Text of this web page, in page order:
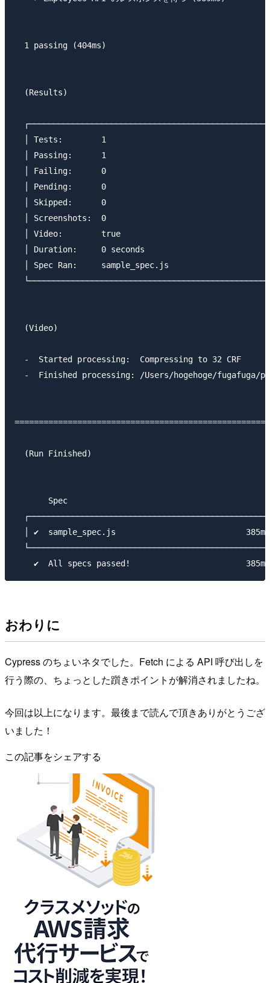
  1 passing (404ms)
  (Results)
│ Tests:        1
│ Passing:      1
│ Failing:      0
│ Pending:      0
│ Skipped:      0
│ Screenshots:  0
│ Video:        true
│ Duration:     0 seconds
│ Spec Ran:     sample_spec.js
  (Video)
-  Started processing:
-  Finished processing: /Users/
  (Run Finished)
Spec
│ ✔  sample_spec.js
おわりに
Cypress のちょいネタでした。Fetch による API 呼び出しを
行う際の、ちょっとした躓きポイントが解消されましたね。
今回は以上になります。最後まで読んで頂きありがとうござ
いました！
この記事をシェアする